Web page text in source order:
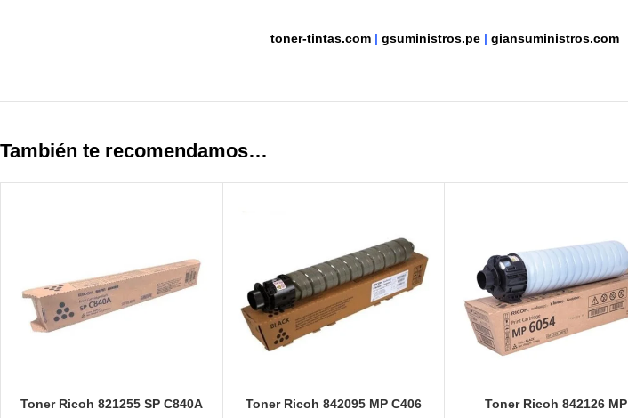
toner-tintas.com |gsuministros.pe |giansuministros.com
También te recomendamos…
Toner Ricoh 821255 SP C840A
Toner Ricoh 842095 MP C406
Toner Ricoh 842126 MP